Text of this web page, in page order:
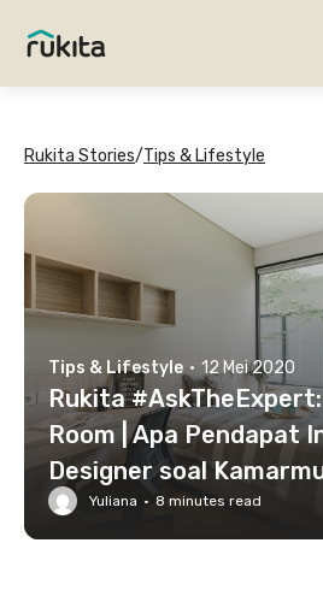
Rukita Stories/Tips & Lifestyle
Tips & Lifestyle · 12 Mei 2020
Rukita
Room | Apa Pendapat
Designer soal
Yuliana · 8 minutes read